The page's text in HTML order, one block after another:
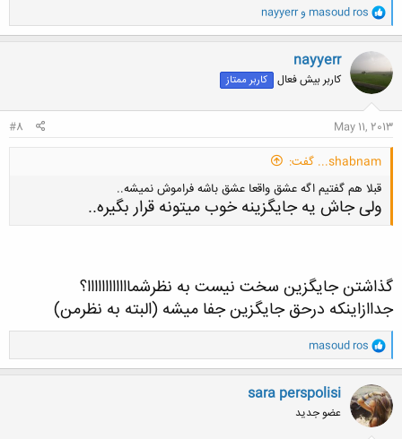
و
ا
ک
ن
ش
ه
ا
masoud ros وnayyerr
nayyerr
کاربر بیش فعال کاربر ممتاز
May 11, 2013
#8
shabnam... گفت:
قبلا هم گفتیم اگه عشق واقعا عشق باشه فراموش نمیشه..
ولی جاش یه جایگزینه خوب میتونه قرار بگیره..
کلیک کنید تا باز شود...
گذاشتن جایگزین سخت نیست به نظرشماااااااااااا؟
جداازاینکه درحق جایگزین جفا میشه (البته به نظرمن)
و
ا
ک
ن
ش
ه
ا
masoud ros
sara perspolisi
عضو جدید